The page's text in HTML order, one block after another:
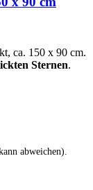
ca. 150 x 90 cm.
Sternen.
abweichen).